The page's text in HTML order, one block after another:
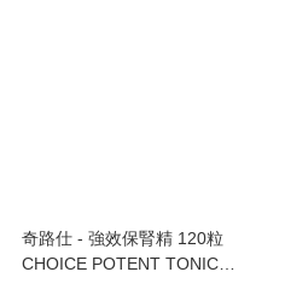
奇路仕 - 強效保腎精 120粒
CHOICE POTENT TONIC